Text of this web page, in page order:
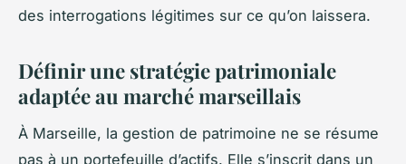
des interrogations légitimes sur ce qu’on laissera.
Définir une stratégie patrimoniale
adaptée au marché marseillais
À Marseille, la gestion de patrimoine ne se résume
pas à un portefeuille d’actifs. Elle s’inscrit dans un